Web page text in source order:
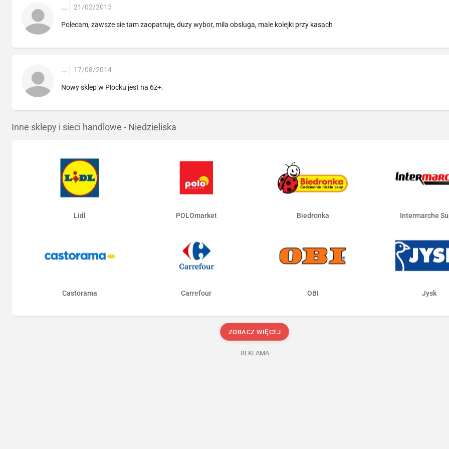
... 21/02/2015
Polecam, zawsze sie tam zaopatruje, duzy wybor, mila obsluga, male kolejki przy kasach
... 17/08/2014
Nowy sklep w Płocku jest na 6z+.
Inne sklepy i sieci handlowe - Niedzieliska
Lidl POLOmarket Biedronka Intermarche
Castorama Carrefour OBI Jysk
ZOBACZ WIĘCEJ
REKLAMA